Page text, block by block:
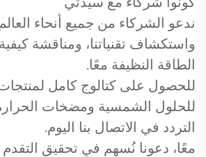
ندعو الشركاء من جميع أنحاء
واستكشاف تقنياتنا، ومناقشة
الطاقة النظيفة معًا.
للحصول على كتالوج كامل
للحلول الشمسية ومضخات
التردد في الاتصال بنا اليوم.
معًا، دعونا نُسهم في تحقيق التقدم